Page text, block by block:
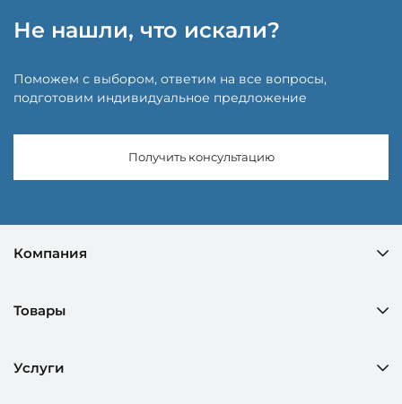
Не нашли, что искали?
Поможем с выбором, ответим на все вопросы,
подготовим индивидуальное предложение
Получить консультацию
Компания
Товары
Услуги